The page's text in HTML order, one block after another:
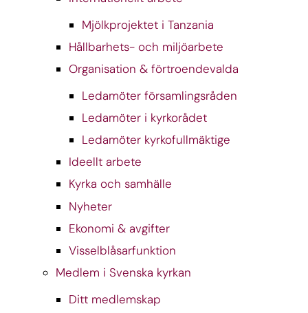
Mjölkprojektet i Tanzania
Hållbarhets- och miljöarbete
Organisation & förtroendevalda
Ledamöter församlingsråden
Ledamöter i kyrkorådet
Ledamöter kyrkofullmäktige
Ideellt arbete
Kyrka och samhälle
Nyheter
Ekonomi & avgifter
Visselblåsarfunktion
Medlem i Svenska kyrkan
Ditt medlemskap